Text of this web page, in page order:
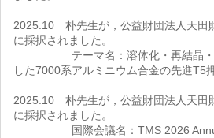
2025.10 朴先生が，公益財団法人天田
に採択されました。
テーマ名：溶体化・再結晶・析
した7000系アルミニウム合金の先進T5
2025.10 朴先生が，公益財団法人天田
に採択されました。
国際会議名：TMS 2026 Annual